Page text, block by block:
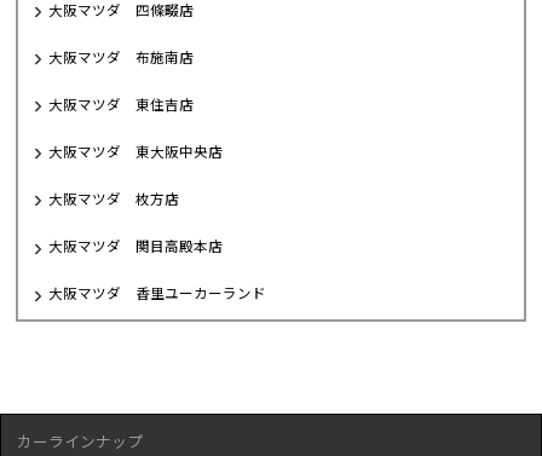
大阪マツダ 四條畷店
大阪マツダ 布施南店
大阪マツダ 東住吉店
大阪マツダ 東大阪中央店
大阪マツダ 枚方店
大阪マツダ 関目高殿本店
大阪マツダ 香里ユーカーランド
カーラインナップ